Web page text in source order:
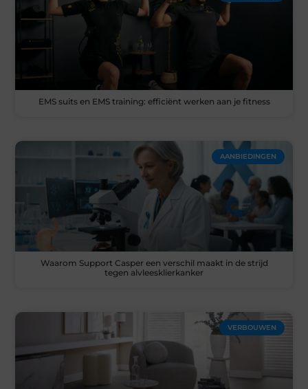
EMS suits en EMS training: efficiënt werken aan je fitness
AANBIEDINGEN
Waarom Support Casper een verschil maakt in de strijd
tegen alvleesklierkanker
VERBOUWEN